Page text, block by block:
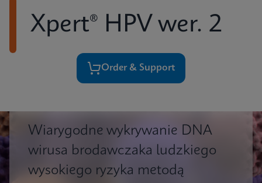
Xpert® HPV wer. 2
Order & Support
Wiarygodne wykrywanie DNA
wirusa brodawczaka ludzkiego
wysokiego ryzyka metodą